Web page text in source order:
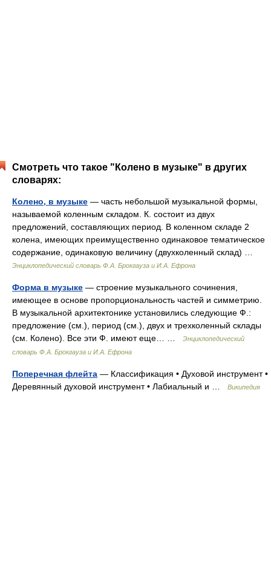
Смотреть что такое "Колено в музыке" в других
словарях:
Колено, в музыке — часть небольшой музыкальной формы,
называемой коленным складом. К. состоит из двух
предложений, составляющих период. В коленном складе 2
колена, имеющих преимущественно одинаковое тематическое
содержание, одинаковую величину (двухколенный склад) …
Энциклопедический словарь Ф.А. Брокгауза и И.А. Ефрона
Форма в музыке — строение музыкального сочинения,
имеющее в основе пропорциональность частей и симметрию.
В музыкальной архитектонике установились следующие Ф.:
предложение (см.), период (см.), двух и трехколенный склады
(см. Колено). Все эти Ф. имеют еще… …
Энциклопедический
словарь Ф.А. Брокгауза и И.А. Ефрона
Поперечная флейта — Классификация • Духовой инструмент •
Деревянный духовой инструмент • Лабиальный и …
Википедия